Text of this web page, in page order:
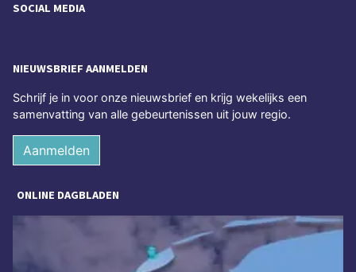
SOCIAL MEDIA
NIEUWSBRIEF AANMELDEN
Schrijf je in voor onze nieuwsbrief en krijg wekelijks een
samenvatting van alle gebeurtenissen uit jouw regio.
Aanmelden
ONLINE DAGBLADEN